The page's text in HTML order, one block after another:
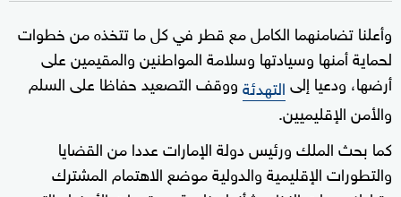
وأعلنا تضامنهما الكامل مع قطر في كل ما تتخذه من خطوات
لحماية أمنها وسيادتها وسلامة المواطنين والمقيمين على
أرضها، ودعيا إلىالتهدئةووقف التصعيد حفاظا على السلم
والأمن الإقليميين.
كما بحث الملك ورئيس دولة الإمارات عددا من القضايا
والتطورات الإقليمية والدولية موضع الاهتمام المشترك